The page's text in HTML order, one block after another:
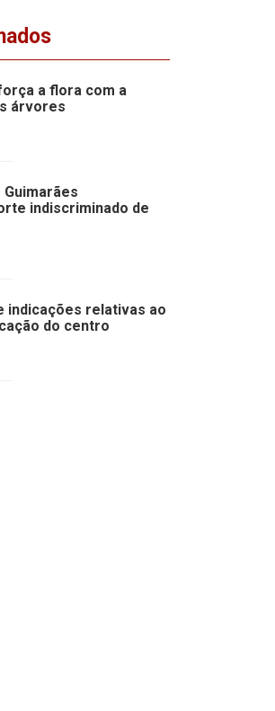
a flora com a
árvores
indiscriminado de
indicações relativas ao
do centro